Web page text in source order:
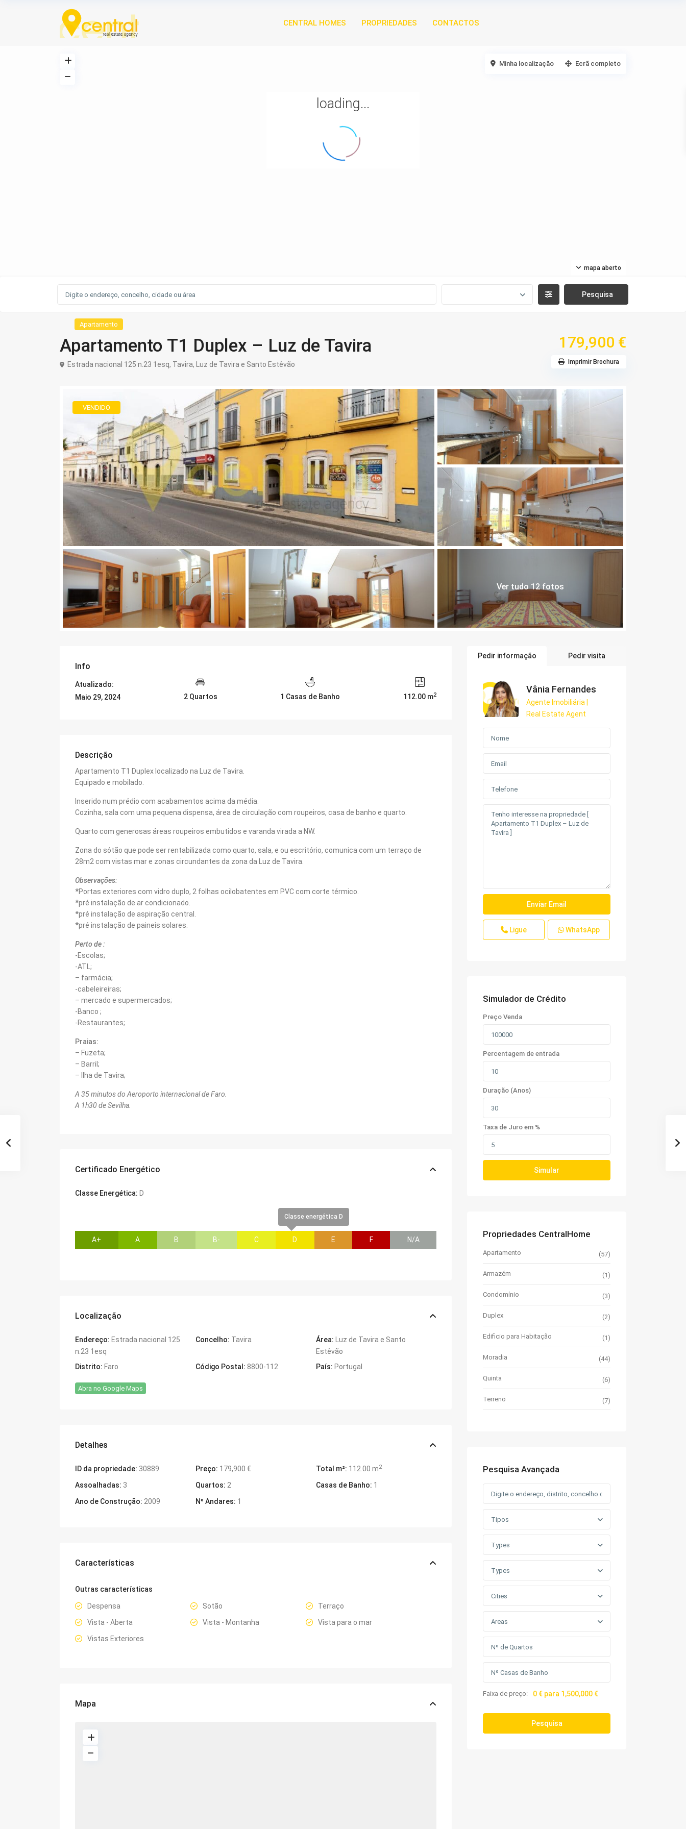
CENTRAL HOMES PROPRIEDADES CONTACTOS
loading...
mapa aberto
Minha localização Ecrã completo
Apartamento
Apartamento T1 Duplex – Luz de Tavira 179,900 €
Estrada nacional 125 n.23 1esq, Tavira, Luz de Tavira e Santo Estêvão Imprimir Brochura
VENDIDO
Ver tudo 12 fotos
Info
Atualizado:
Maio 29, 2024
2 Quartos 1 Casas de Banho 112.00 m2
Descrição
Apartamento T1 Duplex localizado na Luz de Tavira.
Equipado e mobilado.
Inserido num prédio com acabamentos acima da média.
Cozinha, sala com uma pequena dispensa, área de circulação com roupeiros, casa de banho e quarto.
Quarto com generosas áreas roupeiros embutidos e varanda virada a NW.
Zona do sótão que pode ser rentabilizada como quarto, sala, e ou escritório, comunica com um terraço de
28m2 com vistas mar e zonas circundantes da zona da Luz de Tavira.
Observações:
*Portas exteriores com vidro duplo, 2 folhas ocilobatentes em PVC com corte térmico.
*pré instalação de ar condicionado.
*pré instalação de aspiração central.
*pré instalação de paineis solares.
Perto de :
-Escolas;
-ATL;
– farmácia;
-cabeleireiras;
– mercado e supermercados;
-Banco ;
-Restaurantes;
Praias:
– Fuzeta;
– Barril;
– Ilha de Tavira;
A 35 minutos do Aeroporto internacional de Faro.
A 1h30 de Sevilha.
Certificado Energético
Classe Energética: D
A+ A B B- C
Classe energética D
D E F N/A
Localização
Endereço: Estrada nacional 125
n.23 1esq
Concelho: Tavira Área:
Luz de Tavira e Santo
Estêvão
Distrito: Faro Código Postal: 8800-112 País: Portugal
Abra no Google Maps
Detalhes
ID da propriedade: 30889 Preço: 179,900 € Total m²: 112.00 m2
Assoalhadas: 3 Quartos: 2 Casas de Banho: 1
Ano de Construção: 2009 Nº Andares: 1
Características
Outras características
Despensa Sotão
Terraço
Vista - Aberta
Vista - Montanha
Vista para o mar
Vistas Exteriores
Mapa
Pedir informação Pedir visita
Vânia Fernandes
Agente Imobiliária |
Real Estate Agent
Ligue WhatsApp
Simulador de Crédito
Preço Venda
Percentagem de entrada
Duração (Anos)
Taxa de Juro em %
Simular
Propriedades CentralHome
Apartamento (57)
Armazém (1)
Condomínio (3)
Duplex (2)
Edificio para Habitação (1)
Moradia (44)
Quinta (6)
Terreno (7)
Pesquisa Avançada
Tipos
Types
Types
Cities
Areas
Faixa de preço: 0 € para 1,500,000 €
Pesquisa